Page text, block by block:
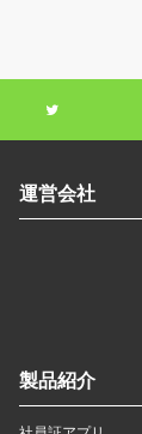
運営会社
製品紹介